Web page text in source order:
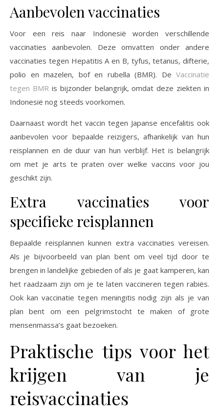
Aanbevolen vaccinaties
Voor een reis naar Indonesië worden verschillende
vaccinaties aanbevolen. Deze omvatten onder andere
vaccinaties tegen Hepatitis A en B, tyfus, tetanus, difterie,
polio en mazelen, bof en rubella (BMR). De Vaccinatie
tegen BMRis bijzonder belangrijk, omdat deze ziekten in
Indonesië nog steeds voorkomen.
Daarnaast wordt het vaccin tegen Japanse encefalitis ook
aanbevolen voor bepaalde reizigers, afhankelijk van hun
reisplannen en de duur van hun verblijf. Het is belangrijk
om met je arts te praten over welke vaccins voor jou
geschikt zijn.
Extra vaccinaties voor
specifieke reisplannen
Bepaalde reisplannen kunnen extra vaccinaties vereisen.
Als je bijvoorbeeld van plan bent om veel tijd door te
brengen in landelijke gebieden of als je gaat kamperen, kan
het raadzaam zijn om je te laten vaccineren tegen rabiës.
Ook kan vaccinatie tegen meningitis nodig zijn als je van
plan bent om een pelgrimstocht te maken of grote
mensenmassa’s gaat bezoeken.
Praktische tips voor het
krijgen van je
reisvaccinaties